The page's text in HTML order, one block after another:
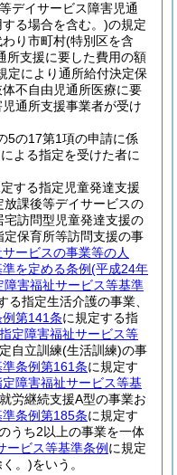
デイサービス障害児通
る場合を含む。)の規定
り市町村(特別区を含
所支援に要した費用の額
定により通所給付決定保
不自由児通所医療に要
通所支援事業者が受け
の17第1項の申請に係
よる指定を受けた者に
する指定児童発達支援
放課後等デイサービスの
宅訪問型児童発達支援の
定保育所等訪問支援の事
ービスの事業等の人
を定める条例(平成24年
害福祉サービス等基準
る指定生活介護の事業、
第141条に規定する指
指定障害福祉サービス等
自立訓練(生活訓練)の事
条例第161条に規定す
定障害福祉サービス等基
労継続支援A型の事業お
条例第185条に規定す
うち2以上の事業を一体
ービス等基準条例 に規定
。)をいう。